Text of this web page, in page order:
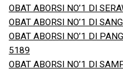
OBAT ABORSI NO’1 DI
OBAT ABORSI NO’1 DI
OBAT ABORSI NO’1 DI
5189
OBAT ABORSI NO’1 DI